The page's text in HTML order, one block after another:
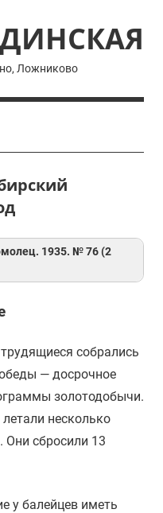
Ложниково
1935. № 76 (2
собрались
— досрочное
золотодобычи.
несколько
Они сбросили 13
у балейцев иметь